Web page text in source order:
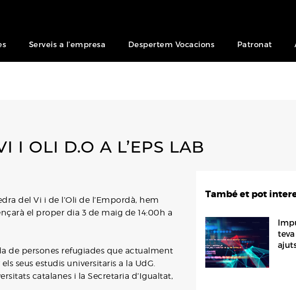
Serveis a l’empresa Despertem Vocacions Patronat
I OLI D.O A L’EPS LAB
del Vi i de l’Oli de l’Empordà, hem
el proper dia 3 de maig de 14:00h a
de persones refugiades que actualment
seus estudis universitaris a la UdG.
catalanes i la Secretaria d’Igualtat,
També et pot